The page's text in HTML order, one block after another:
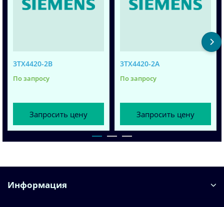
3TX4420-2B
По запросу
Запросить цену
3TX4420-2A
По запросу
Запросить цену
Информация